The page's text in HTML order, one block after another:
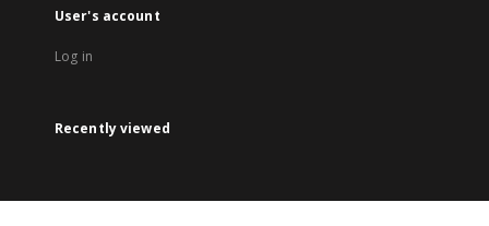
User's account
Log in
Recently viewed